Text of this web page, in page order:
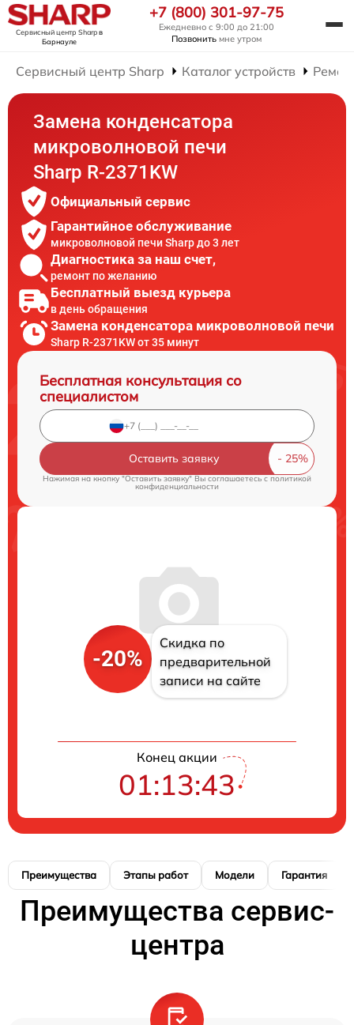
Сервисный центр Sharpв
Барнауле
+7 (800) 301-97-75
Ежедневно с 9:00 до 21:00
Позвонить мне утром
Сервисный центр Sharp Каталог устройств
Замена конденсатора
микроволновой печи
Sharp R-2371KW
Официальный сервис
Гарантийное обслуживание
микроволновой печи Sharp до 3 лет
Диагностика за наш счет,
ремонт по желанию
Бесплатный выезд курьера
в день обращения
Замена конденсатора микроволновой печи
Sharp R-2371KW от 35 минут
Бесплатная консультация со
специалистом
Оставить заявку
Нажимая на кнопку "Оставить заявку" Вы соглашаетесь cполитикой
конфиденциальности
-20%
Скидка по
предварительной
записи на сайте
Конец акции
01:13:42
Преимущества Этапы работ Модели Гарантия
Преимущества сервис-
центра